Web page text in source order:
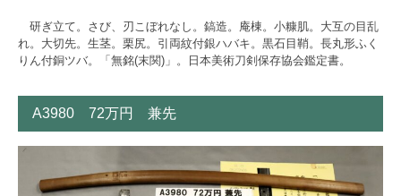
研ぎ立て。さび、刃こぼれなし。鎬造。庵棟。小糠肌。大互の目乱
れ。大切先。生茎。栗尻。引両紋付銀ハバキ。黒石目鞘。長丸形ふく
りん付銅ツバ。「無銘(末関)」。日本美術刀剣保存協会鑑定書。
A3980 72万円 兼先